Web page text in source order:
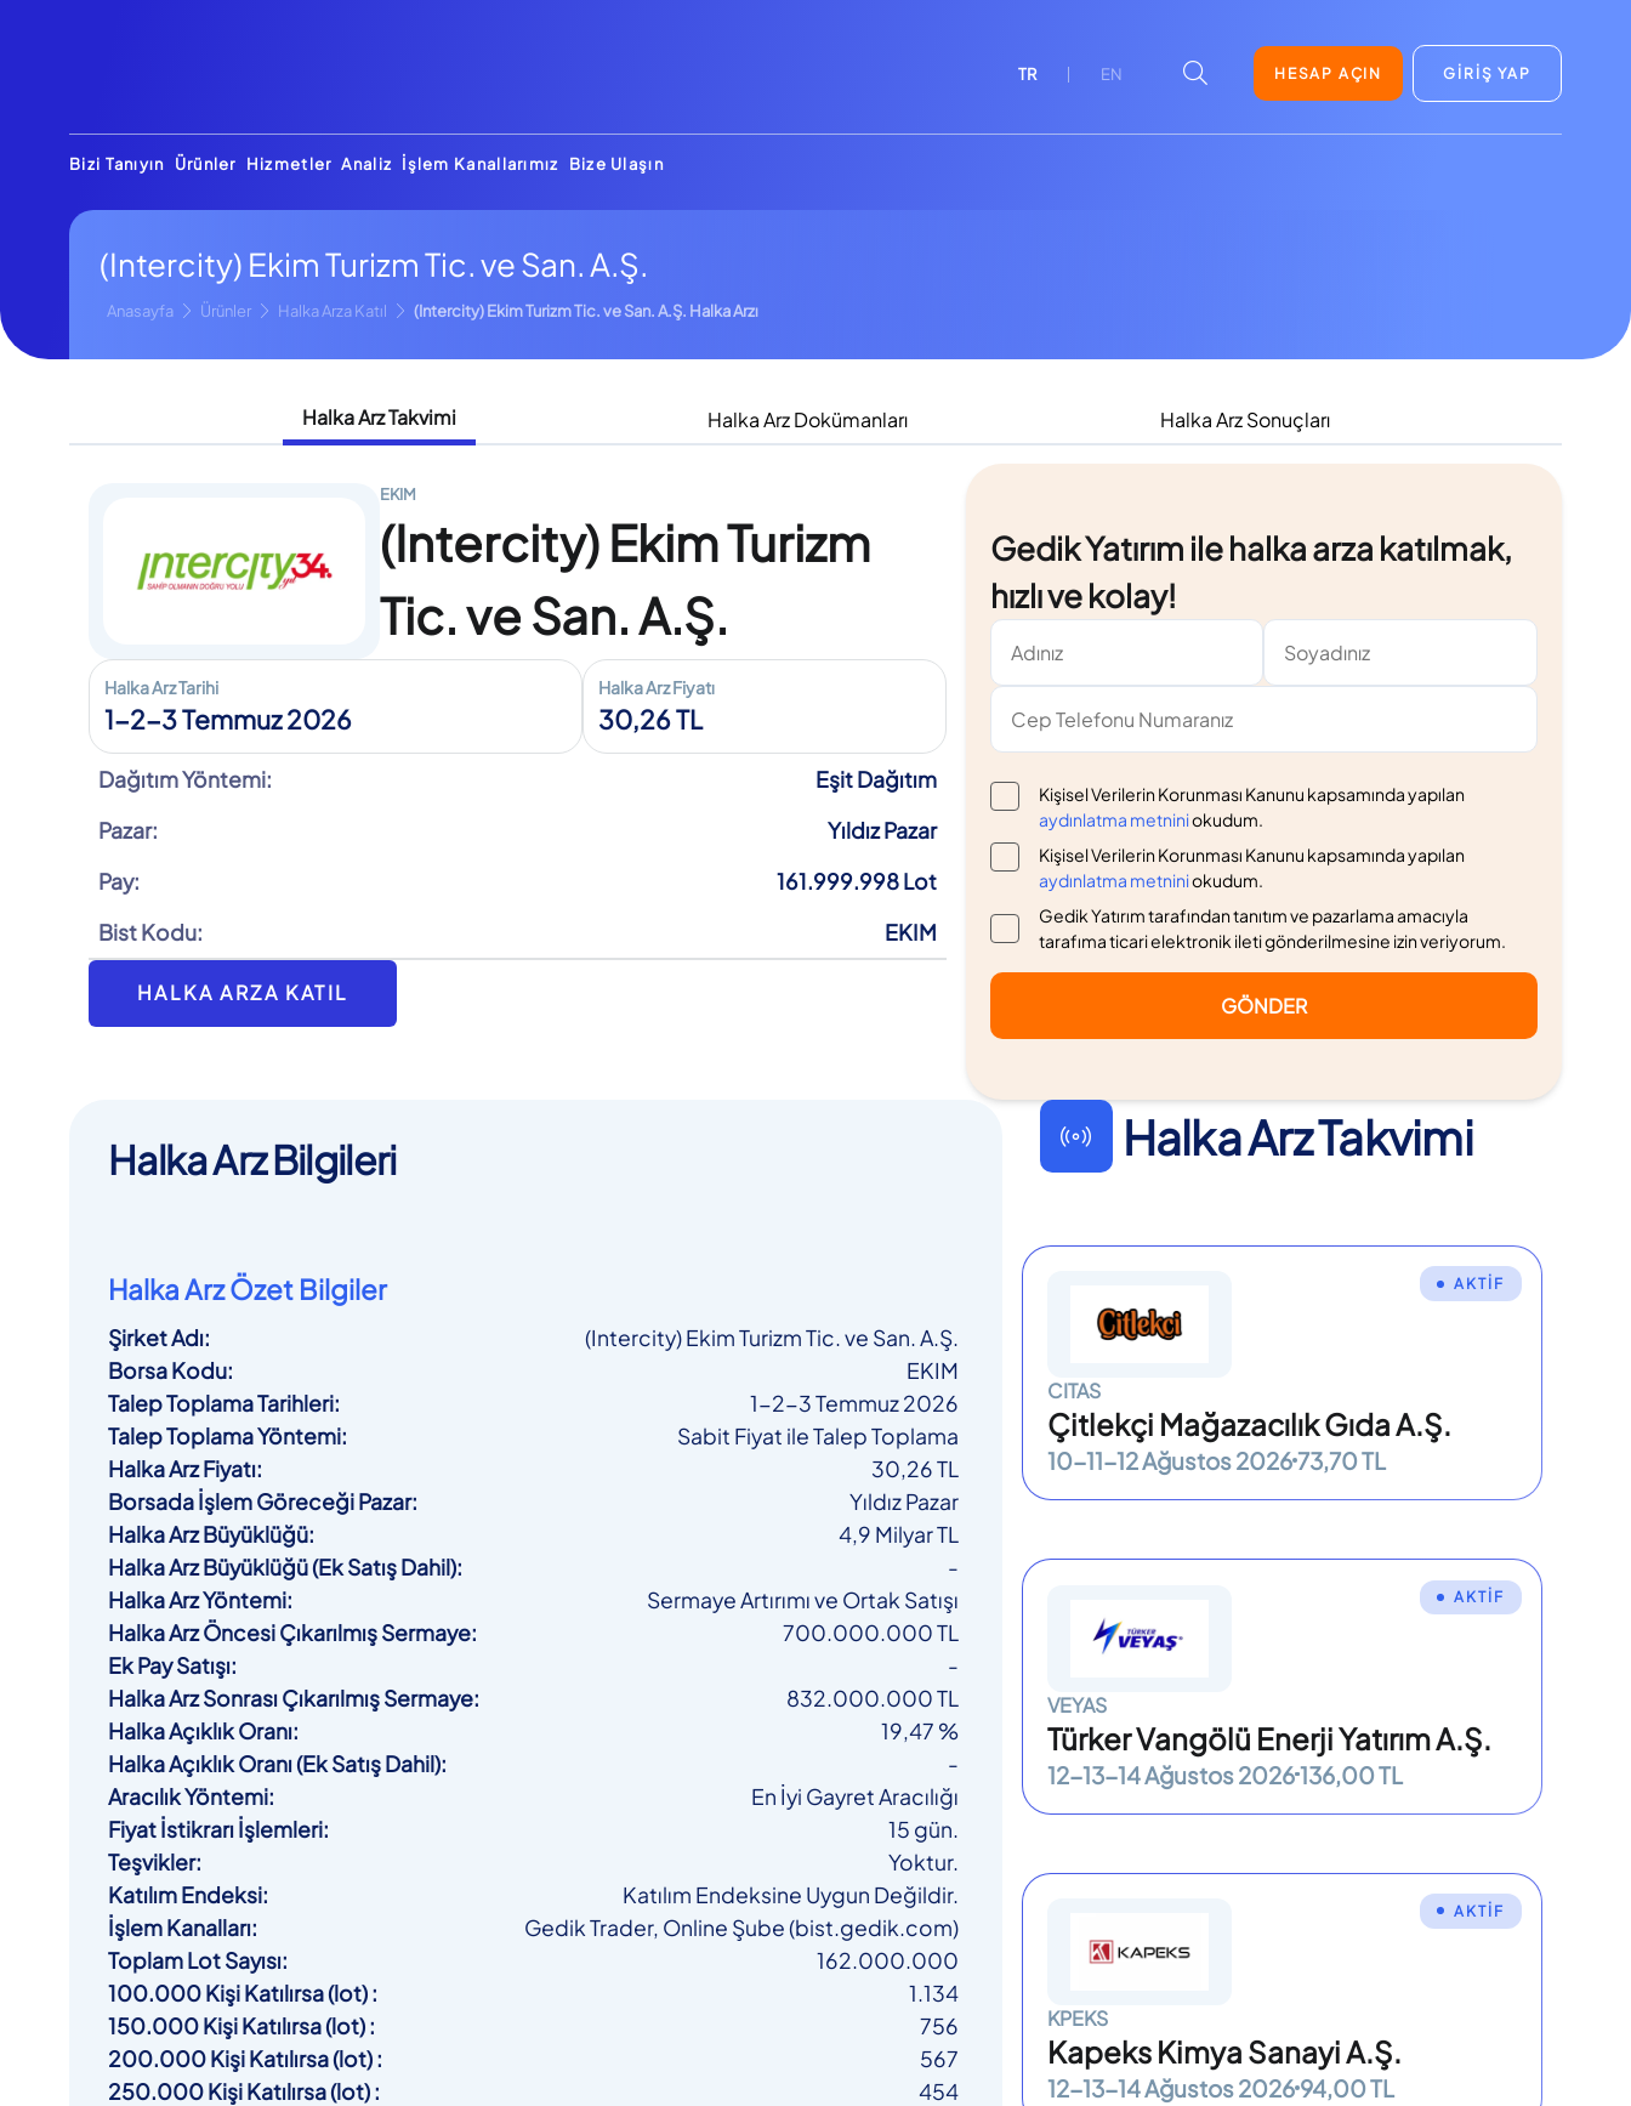
TR EN HESAP AÇIN GİRİŞ YAP
Bizi Tanıyın Ürünler Hizmetler Analiz İşlem Kanallarımız Bize Ulaşın
(Intercity) Ekim Turizm Tic. ve San. A.Ş.
Anasayfa Ürünler Halka Arza Katıl (Intercity) Ekim Turizm Tic. ve San. A.Ş. Halka Arzı
Halka Arz Takvimi Halka Arz Dokümanları Halka Arz Sonuçları
EKIM
(Intercity) Ekim Turizm
Tic. ve San. A.Ş.
Halka Arz Tarihi
1-2-3 Temmuz 2026
Halka Arz Fiyatı
30,26 TL
Dağıtım Yöntemi:
Eşit Dağıtım
Pazar:
Yıldız Pazar
Pay:
161.999.998 Lot
Bist Kodu:
EKIM
HALKA ARZA KATIL
Gedik Yatırım ile halka arza katılmak,
hızlı ve kolay!
Kişisel Verilerin Korunması Kanunu kapsamında yapılan
aydınlatma metniniokudum.
Kişisel Verilerin Korunması Kanunu kapsamında yapılan
aydınlatma metniniokudum.
Gedik Yatırım tarafından tanıtım ve pazarlama amacıyla
tarafıma ticari elektronik ileti gönderilmesine izin veriyorum.
GÖNDER
Halka Arz Bilgileri
Halka Arz Özet Bilgiler
Şirket Adı:
(Intercity) Ekim Turizm Tic. ve San. A.Ş.
Borsa Kodu:
EKIM
Talep Toplama Tarihleri:
1-2-3 Temmuz 2026
Talep Toplama Yöntemi:
Sabit Fiyat ile Talep Toplama
Halka Arz Fiyatı:
30,26 TL
Borsada İşlem Göreceği Pazar:
Yıldız Pazar
Halka Arz Büyüklüğü:
4,9 Milyar TL
Halka Arz Büyüklüğü (Ek Satış Dahil):
-
Halka Arz Yöntemi:
Sermaye Artırımı ve Ortak Satışı
Halka Arz Öncesi Çıkarılmış Sermaye:
700.000.000 TL
Ek Pay Satışı:
-
Halka Arz Sonrası Çıkarılmış Sermaye:
832.000.000 TL
Halka Açıklık Oranı:
19,47 %
Halka Açıklık Oranı (Ek Satış Dahil):
-
Aracılık Yöntemi:
En İyi Gayret Aracılığı
Fiyat İstikrarı İşlemleri:
15 gün.
Teşvikler:
Yoktur.
Katılım Endeksi:
Katılım Endeksine Uygun Değildir.
İşlem Kanalları:
Gedik Trader, Online Şube (bist.gedik.com)
Toplam Lot Sayısı:
162.000.000
100.000 Kişi Katılırsa (lot):
1.134
150.000 Kişi Katılırsa (lot):
756
200.000 Kişi Katılırsa (lot):
567
250.000 Kişi Katılırsa (lot):
454
Halka Arz Takvimi
CITAS
Çitlekçi Mağazacılık Gıda A.Ş.
AKTİF
10-11-12 Ağustos 202673,70 TL
VEYAS
Türker Vangölü Enerji Yatırım A.Ş.
AKTİF
12-13-14 Ağustos 2026136,00 TL
KPEKS
Kapeks Kimya Sanayi A.Ş.
AKTİF
12-13-14 Ağustos 202694,00 TL